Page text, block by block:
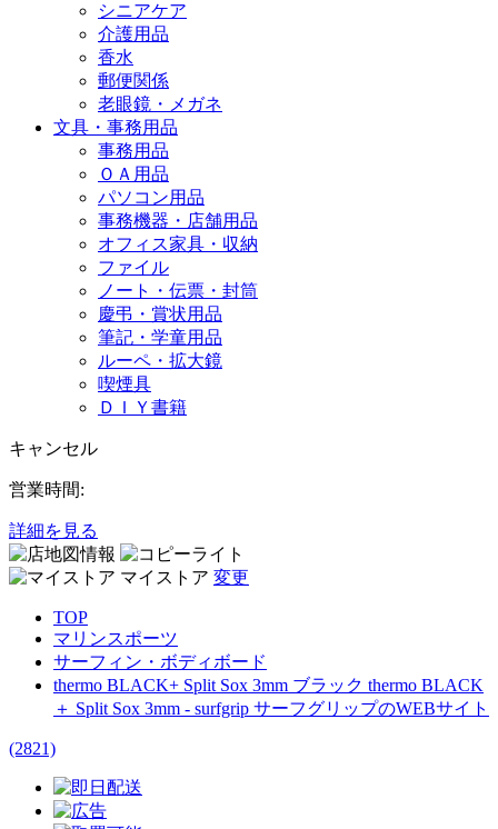
シニアケア
介護用品
香水
郵便関係
老眼鏡・メガネ
文具・事務用品
事務用品
ＯＡ用品
パソコン用品
事務機器・店舗用品
オフィス家具・収納
ファイル
ノート・伝票・封筒
慶弔・賞状用品
筆記・学童用品
ルーペ・拡大鏡
喫煙具
ＤＩＹ書籍
キャンセル
営業時間:
詳細を見る
マイストア 変更
TOP
マリンスポーツ
サーフィン・ボディボード
thermo BLACK+ Split Sox 3mm ブラック thermo BLACK
＋ Split Sox 3mm - surfgrip サーフグリップのWEBサイト
(2821)